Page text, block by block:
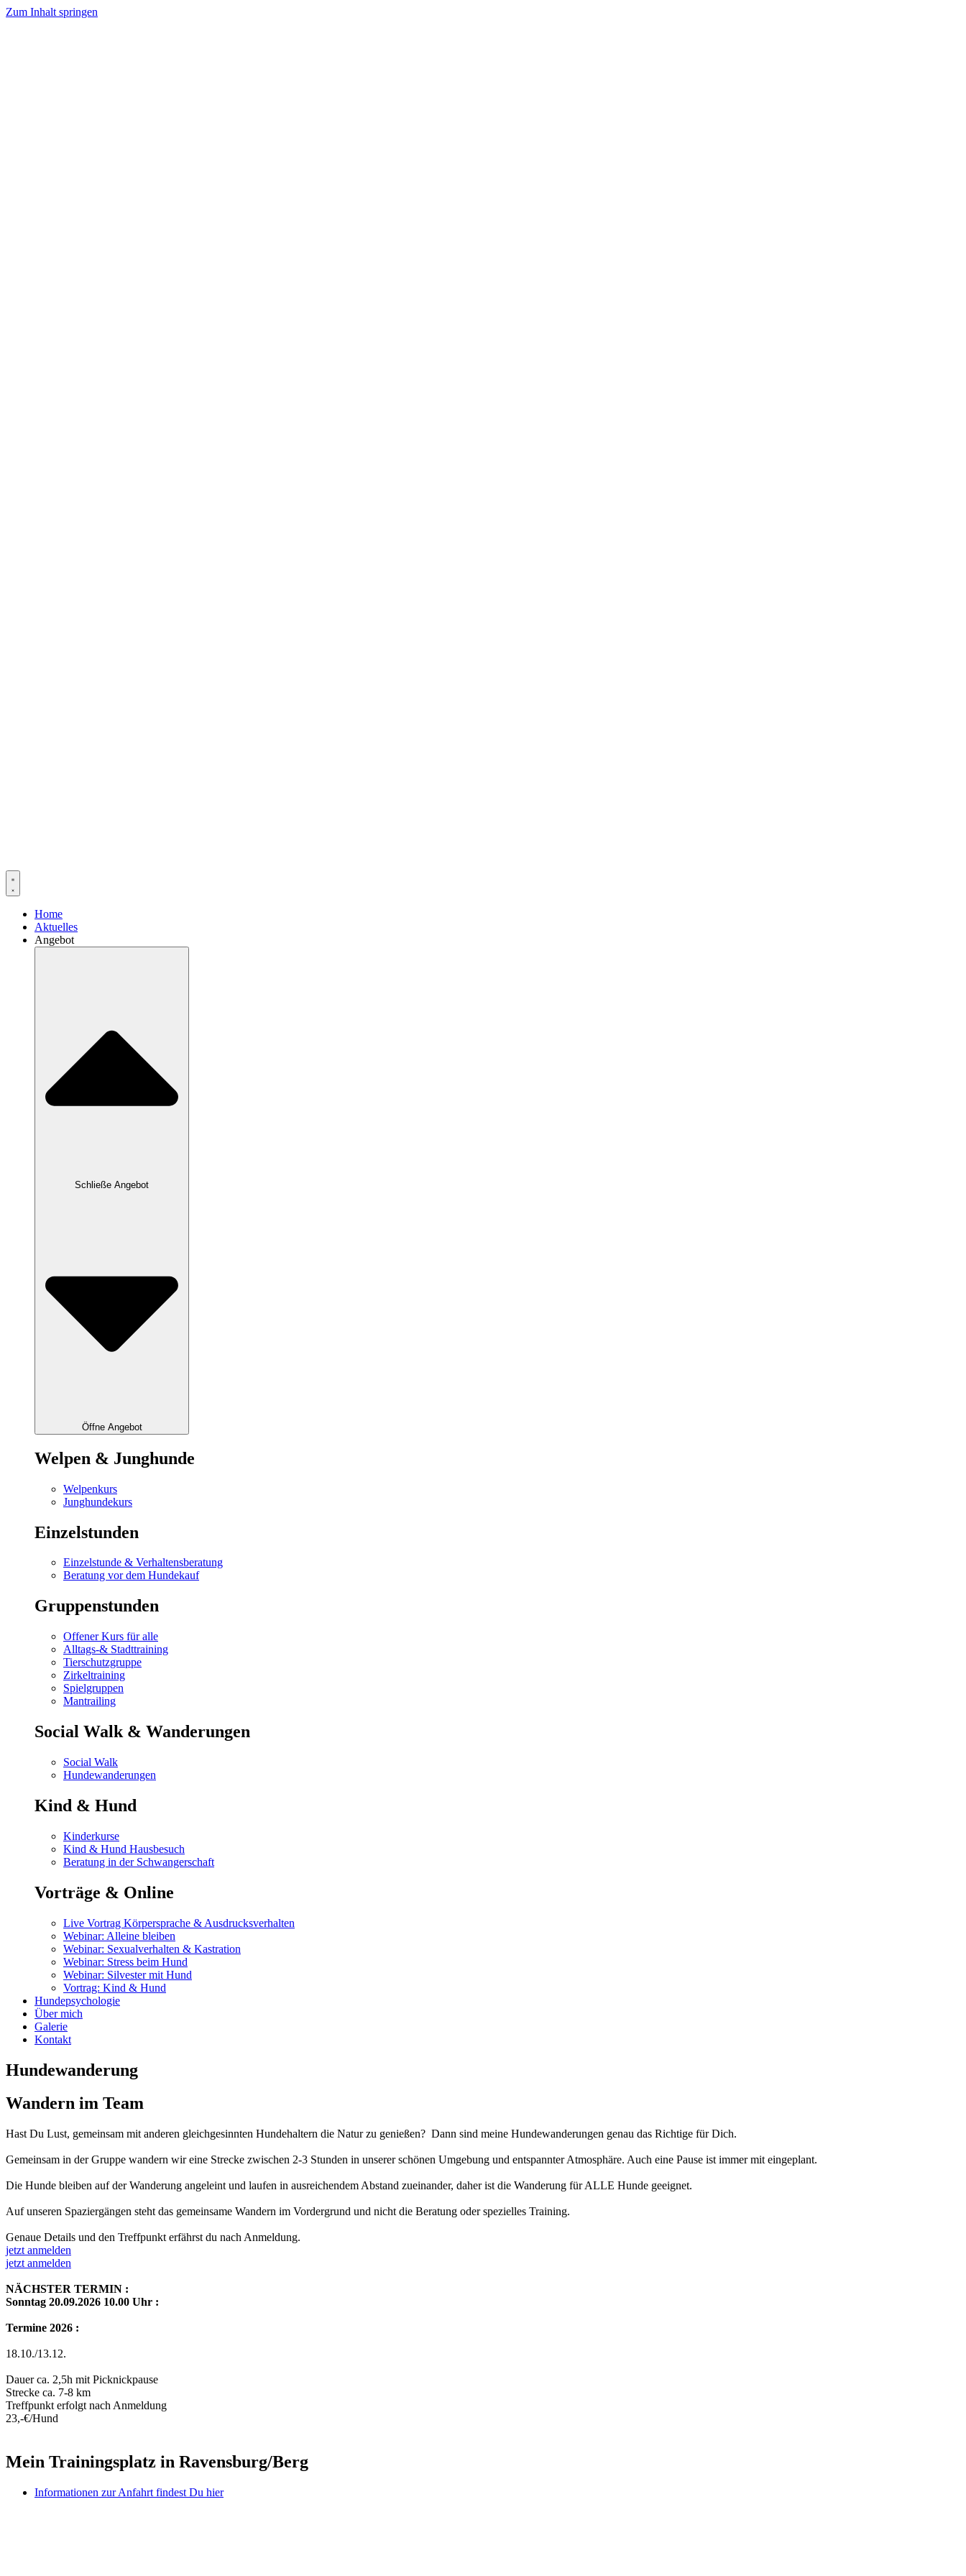
Zum Inhalt springen
Home
Aktuelles
Angebot
Schließe Angebot
Öffne Angebot
Welpen & Junghunde
Welpenkurs
Junghundekurs
Einzelstunden
Einzelstunde & Verhaltensberatung
Beratung vor dem Hundekauf
Gruppenstunden
Offener Kurs für alle
Alltags-& Stadttraining
Tierschutzgruppe
Zirkeltraining
Spielgruppen
Mantrailing
Social Walk & Wanderungen
Social Walk
Hundewanderungen
Kind & Hund
Kinderkurse
Kind & Hund Hausbesuch
Beratung in der Schwangerschaft
Vorträge & Online
Live Vortrag Körpersprache & Ausdrucksverhalten
Webinar: Alleine bleiben
Webinar: Sexualverhalten & Kastration
Webinar: Stress beim Hund
Webinar: Silvester mit Hund
Vortrag: Kind & Hund
Hundepsychologie
Über mich
Galerie
Kontakt
Hundewanderung
Wandern im Team
Hast Du Lust, gemeinsam mit anderen gleichgesinnten Hundehaltern die Natur zu genießen? Dann sind meine Hundewanderungen genau das Richtige für Dich.
Gemeinsam in der Gruppe wandern wir eine Strecke zwischen 2-3 Stunden in unserer schönen Umgebung und entspannter Atmosphäre. Auch eine Pause ist immer mit eingeplant.
Die Hunde bleiben auf der Wanderung angeleint und laufen in ausreichendem Abstand zueinander, daher ist die Wanderung für ALLE Hunde geeignet.
Auf unseren Spaziergängen steht das gemeinsame Wandern im Vordergrund und nicht die Beratung oder spezielles Training.
Genaue Details und den Treffpunkt erfährst du nach Anmeldung.
jetzt anmelden
jetzt anmelden
NÄCHSTER TERMIN :
Sonntag 20.09.2026 10.00 Uhr :
Termine 2026 :
18.10./13.12.
Dauer ca. 2,5h mit Picknickpause
Strecke ca. 7-8 km
Treffpunkt erfolgt nach Anmeldung
23,-€/Hund
Mein Trainingsplatz in Ravensburg/Berg
Informationen zur Anfahrt findest Du hier